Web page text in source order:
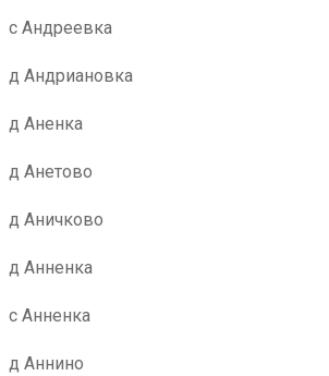
с Андреевка
д Андриановка
д Аненка
д Анетово
д Аничково
д Анненка
с Анненка
д Аннино